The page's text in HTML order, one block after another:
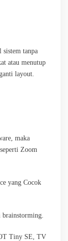
sistem tanpa
atau menutup
layout.
maka
Zoom
yang Cocok
Tiny SE, TV